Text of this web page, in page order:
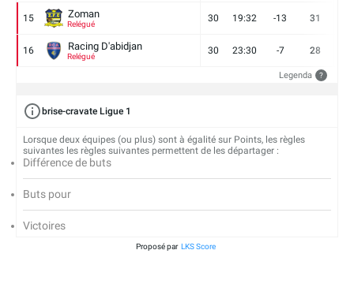
15 Zoman
Relégué
30 19:32 -13 31
16 Racing D'abidjan
Relégué
30 23:30 -7 28
Legenda ?
brise-cravate Ligue 1
Lorsque deux équipes (ou plus) sont à égalité sur Points, les règles
suivantes les règles suivantes permettent de les départager :
Différence de buts
Buts pour
Victoires
Proposé par LKS Score